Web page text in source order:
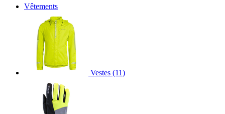
Vêtements
Vestes (11)